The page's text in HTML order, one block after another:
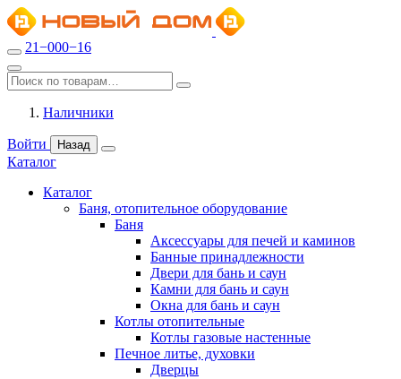
21−000−16
Наличники
Войти Назад
Каталог
Каталог
Баня, отопительное оборудование
Баня
Аксессуары для печей и каминов
Банные принадлежности
Двери для бань и саун
Камни для бань и саун
Окна для бань и саун
Котлы отопительные
Котлы газовые настенные
Печное литье, духовки
Дверцы